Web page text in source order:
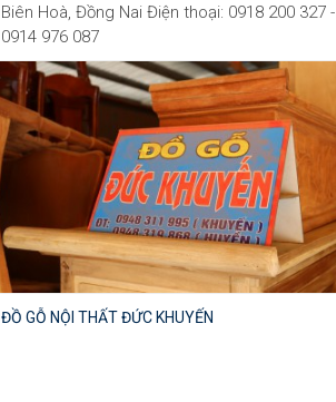
Biên Hoà, Đồng Nai Điện thoại: 0918 200 327 -
0914 976 087
ĐỒ GỖ NỘI THẤT ĐỨC KHUYẾN